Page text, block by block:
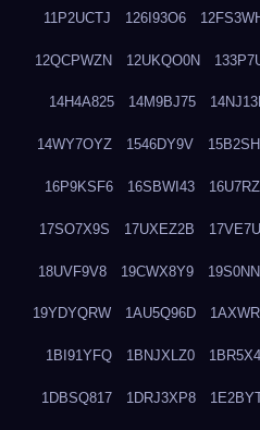
11P2UCTJ 126I93O6
12QCPWZN 12UKQO0N
14H4A825 14M9BJ75
14WY7OYZ 1546DY9V
16P9KSF6 16SBWI43
17SO7X9S 17UXEZ2B
18UVF9V8 19CWX8Y9
19YDYQRW 1AU5Q96D
1BI91YFQ 1BNJXLZ0
1DBSQ817 1DRJ3XP8